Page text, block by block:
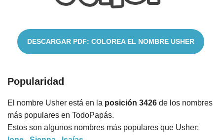
DESCARGAR PDF: COLOREA EL NOMBRE USHER
Popularidad
El nombre Usher está en la posición 3426 de los nombres
más populares en TodoPapás.
Estos son algunos nombres más populares que Usher: